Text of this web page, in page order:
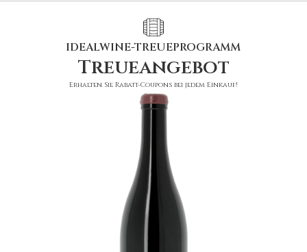
IDEALWINE-TREUEPROGRAMM
Treueangebot
Erhalten Sie Rabatt-Coupons bei jedem Einkauf!